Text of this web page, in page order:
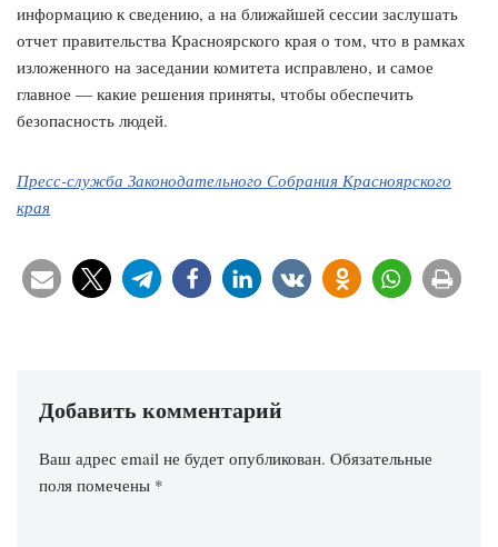
информацию к сведению, а на ближайшей сессии заслушать
отчет правительства Красноярского края о том, что в рамках
изложенного на заседании комитета исправлено, и самое
главное — какие решения приняты, чтобы обеспечить
безопасность людей.
Пресс-служба Законодательного Собрания Красноярского
края
Добавить комментарий
Ваш адрес email не будет опубликован. Обязательные
поля помечены *